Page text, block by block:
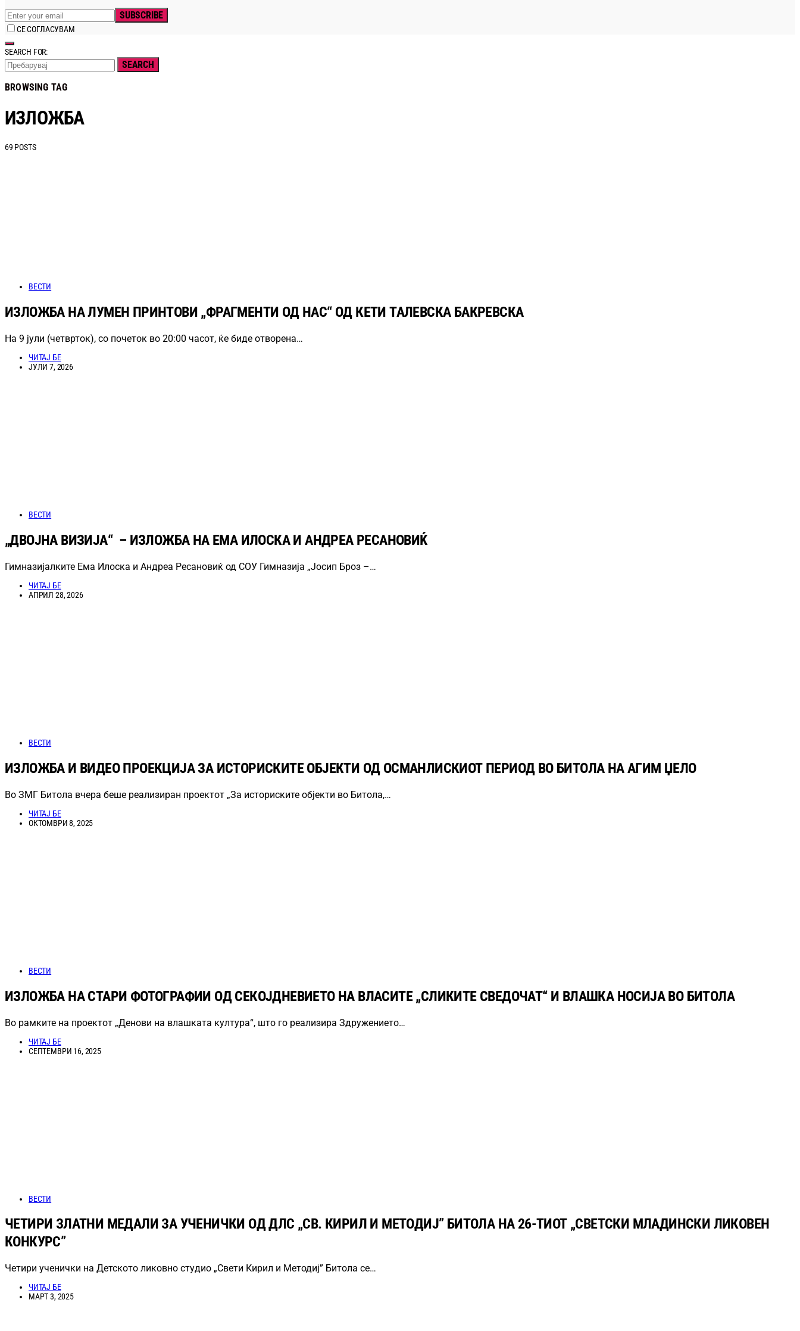
SUBSCRIBE
СЕ СОГЛАСУВАМ
SEARCH FOR:
SEARCH
BROWSING TAG
ИЗЛОЖБА
69 POSTS
ВЕСТИ
ИЗЛОЖБА НА ЛУМЕН ПРИНТОВИ „ФРАГМЕНТИ ОД НАС“ ОД КЕТИ ТАЛЕВСКА БАКРЕВСКА
На 9 јули (четврток), со почеток во 20:00 часот, ќе биде отворена…
ЧИТАЈ БЕ
ЈУЛИ 7, 2026
ВЕСТИ
„ДВОЈНА ВИЗИЈА“ – ИЗЛОЖБА НА ЕМА ИЛОСКА И АНДРЕА РЕСАНОВИЌ
Гимназијалките Ема Илоска и Андреа Ресановиќ од СОУ Гимназија „Јосип Броз –…
ЧИТАЈ БЕ
АПРИЛ 28, 2026
ВЕСТИ
ИЗЛОЖБА И ВИДЕО ПРОЕКЦИЈА ЗА ИСТОРИСКИТЕ ОБЈЕКТИ ОД ОСМАНЛИСКИОТ ПЕРИОД ВО БИТОЛА НА АГИМ ЏЕЛО
Во ЗМГ Битола вчера беше реализиран проектот „За историските објекти во Битола,…
ЧИТАЈ БЕ
ОКТОМВРИ 8, 2025
ВЕСТИ
ИЗЛОЖБА НА СТАРИ ФОТОГРАФИИ ОД СЕКОЈДНЕВИЕТО НА ВЛАСИТЕ „СЛИКИТЕ СВЕДОЧАТ“ И ВЛАШКА НОСИЈА ВО БИТОЛА
Во рамките на проектот „Денови на влашката култура“, што го реализира Здружението…
ЧИТАЈ БЕ
СЕПТЕМВРИ 16, 2025
ВЕСТИ
ЧЕТИРИ ЗЛАТНИ МЕДАЛИ ЗА УЧЕНИЧКИ ОД ДЛС „СВ. КИРИЛ И МЕТОДИЈ” БИТОЛА НА 26-ТИОТ „СВЕТСКИ МЛАДИНСКИ ЛИКОВЕН
КОНКУРС”
Четири ученички на Детското ликовно студио „Свети Кирил и Методиј” Битола се…
ЧИТАЈ БЕ
МАРТ 3, 2025